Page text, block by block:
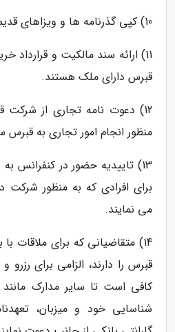
10) کپی گذرنامه ها و ویزاهای قدیمی متقاضی.
11) ارائه سند مالکیت و قرارداد
قبرس دارای ملک هستند.
12) دعوت نامه تجاری از شرکت
منظور انجام امور تجاری به قبرس
13) تاییدیه حضور در کنفرانس
برای افرادی که به منظور شرکت
می نمایند.
14) متقاضیانی که برای ملاقات
قبرس را دارند، الزامی برای رزرو
کافی است تا سایر مدارک
شناسایی خود و میزبان،